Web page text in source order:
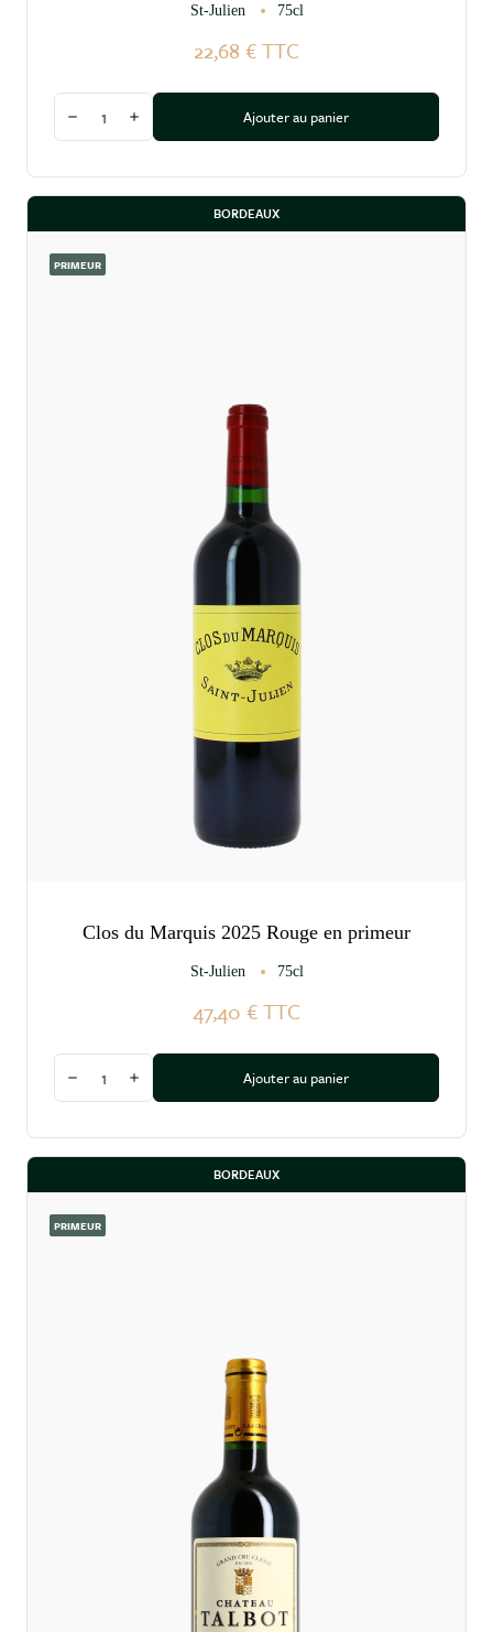
St-Julien 75cl
22,68 €TTC
Quantité
Diminuer la quantité
Augmenter la quantitéAjouter au panier
BORDEAUX
PRIMEUR
Clos du Marquis 2025 Rouge en primeur
St-Julien 75cl
47,40 €TTC
Diminuer la quantité
Augmenter la quantitéAjouter au panier
BORDEAUX
PRIMEUR